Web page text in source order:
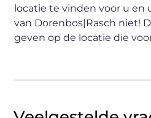
locatie te vinden voor u en
van Dorenbos|Rasch niet!
geven op de locatie die